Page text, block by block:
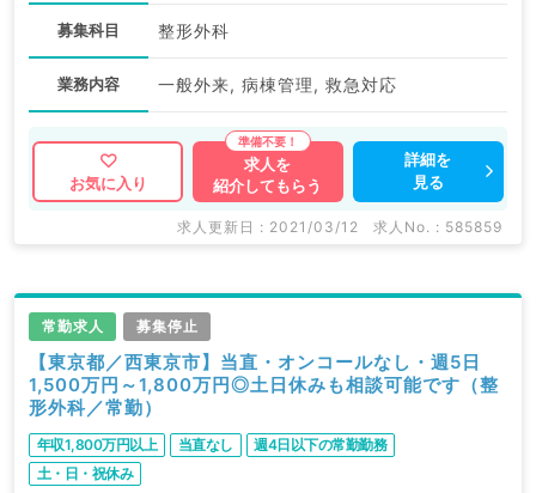
募集科目 整形外科
業務内容 一般外来, 病棟管理, 救急対応
お気に入り
求人を
紹介してもらう
詳細を
見る
求人更新日 : 2021/03/12 求人No. : 585859
常勤求人 募集停止
【東京都／西東京市】当直・オンコールなし・週5日
1,500万円～1,800万円◎土日休みも相談可能です（整
形外科／常勤）
年収1,800万円以上 当直なし
週4日以下の常勤勤務
土・日・祝休み